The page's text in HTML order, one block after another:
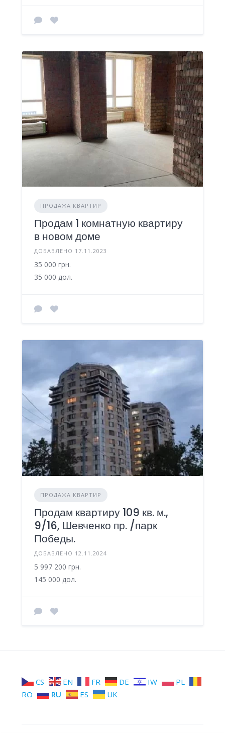
ПРОДАЖА КВАРТИР
Продам 1 комнатную квартиру
в новом доме
ДОБАВЛЕНО 17.11.2023
35 000 грн.
35 000 дол.
ПРОДАЖА КВАРТИР
Продам квартиру 109 кв. м.,
9/16, Шевченко пр. /парк
Победы.
ДОБАВЛЕНО 12.11.2024
5 997 200 грн.
145 000 дол.
CS EN FR DE IW
PL
RO
RU ES UK